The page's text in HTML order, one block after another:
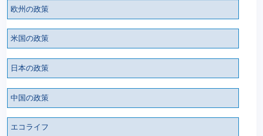
欧州の政策
米国の政策
日本の政策
中国の政策
エコライフ